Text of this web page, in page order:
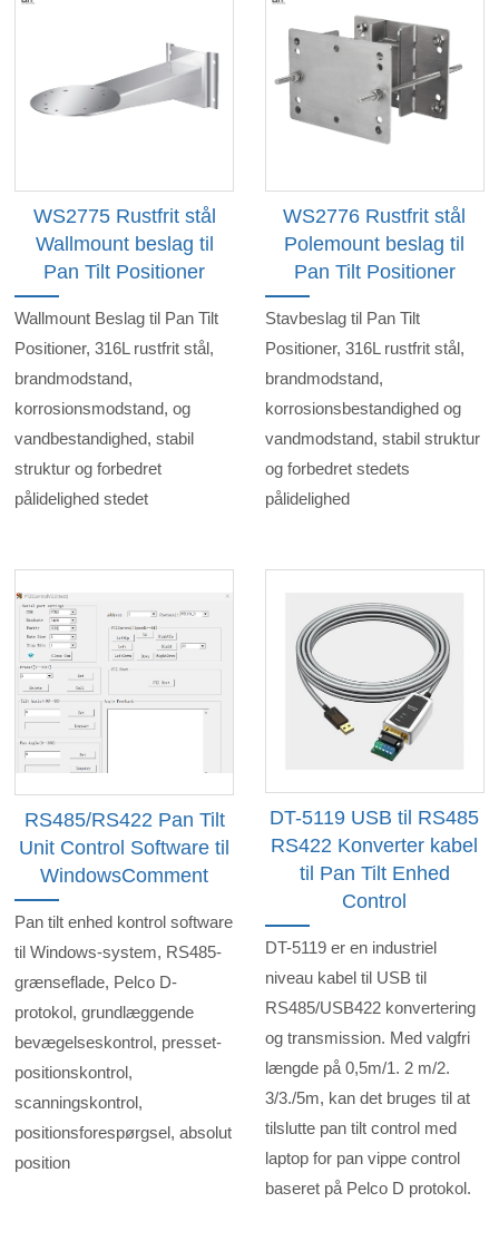
WS2775 Rustfrit stål
Wallmount beslag til
Pan Tilt Positioner
Wallmount Beslag til Pan Tilt
Positioner, 316L rustfrit stål,
brandmodstand,
korrosionsmodstand, og
vandbestandighed, stabil
struktur og forbedret
pålidelighed stedet
WS2776 Rustfrit stål
Polemount beslag til
Pan Tilt Positioner
Stavbeslag til Pan Tilt
Positioner, 316L rustfrit stål,
brandmodstand,
korrosionsbestandighed og
vandmodstand, stabil struktur
og forbedret stedets
pålidelighed
RS485/RS422 Pan Tilt
Unit Control Software til
WindowsComment
Pan tilt enhed kontrol software
til Windows-system, RS485-
grænseflade, Pelco D-
protokol, grundlæggende
bevægelseskontrol, presset-
positionskontrol,
scanningskontrol,
positionsforespørgsel, absolut
position
DT-5119 USB til RS485
RS422 Konverter kabel
til Pan Tilt Enhed
Control
DT-5119 er en industriel
niveau kabel til USB til
RS485/USB422 konvertering
og transmission. Med valgfri
længde på 0,5m/1. 2 m/2.
3/3./5m, kan det bruges til at
tilslutte pan tilt control med
laptop for pan vippe control
baseret på Pelco D protokol.